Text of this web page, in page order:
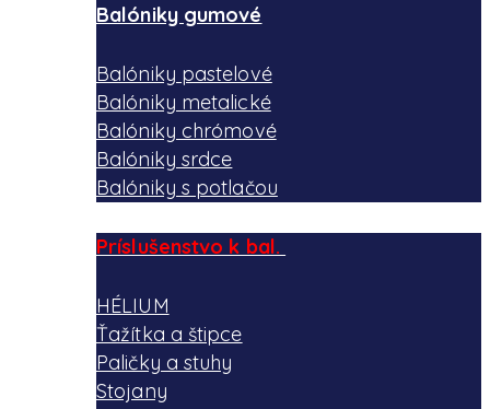
Balóniky gumové
Balóniky pastelové
Balóniky metalické
Balóniky chrómové
Balóniky srdce
Balóniky s potlačou
Príslušenstvo k bal.
HÉLIUM
Ťažítka a štipce
Paličky a stuhy
Stojany